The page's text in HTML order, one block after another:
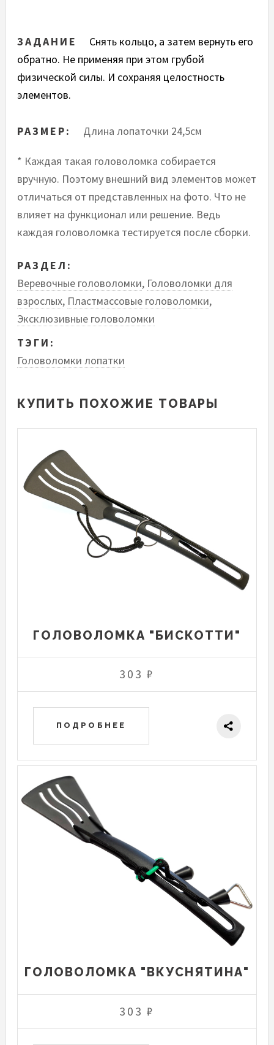
ЗАДАНИЕ
Cнять кольцо, а затем вернуть его
обратно. Не применяя при этом грубой
физической силы. И сохраняя целостность
элементов.
РАЗМЕР: Длина лопаточки 24,5см
* Каждая такая головоломка собирается
вручную. Поэтому внешний вид элементов может
отличаться от представленных на фото. Что не
влияет на функционал или решение. Ведь
каждая головоломка тестируется после сборки.
РАЗДЕЛ:
Веревочные головоломки, Головоломки для
взрослых, Пластмассовые головоломки,
Эксклюзивные головоломки
ТЭГИ:
Головоломки лопатки
КУПИТЬ ПОХОЖИЕ ТОВАРЫ
ГОЛОВОЛОМКА "БИСКОТТИ"
303 ₽
ПОДРОБНЕЕ
ГОЛОВОЛОМКА "ВКУСНЯТИНА"
303 ₽